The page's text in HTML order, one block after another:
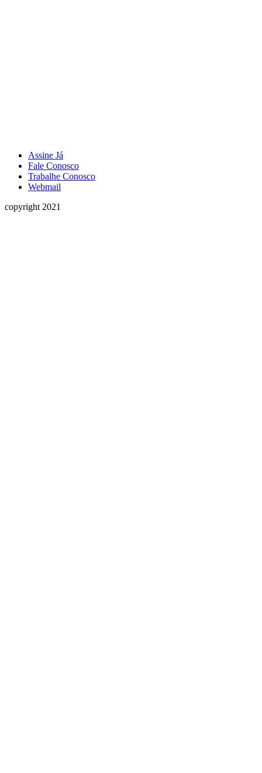
Assine Já
Fale Conosco
Trabalhe Conosco
Webmail
copyright 2021